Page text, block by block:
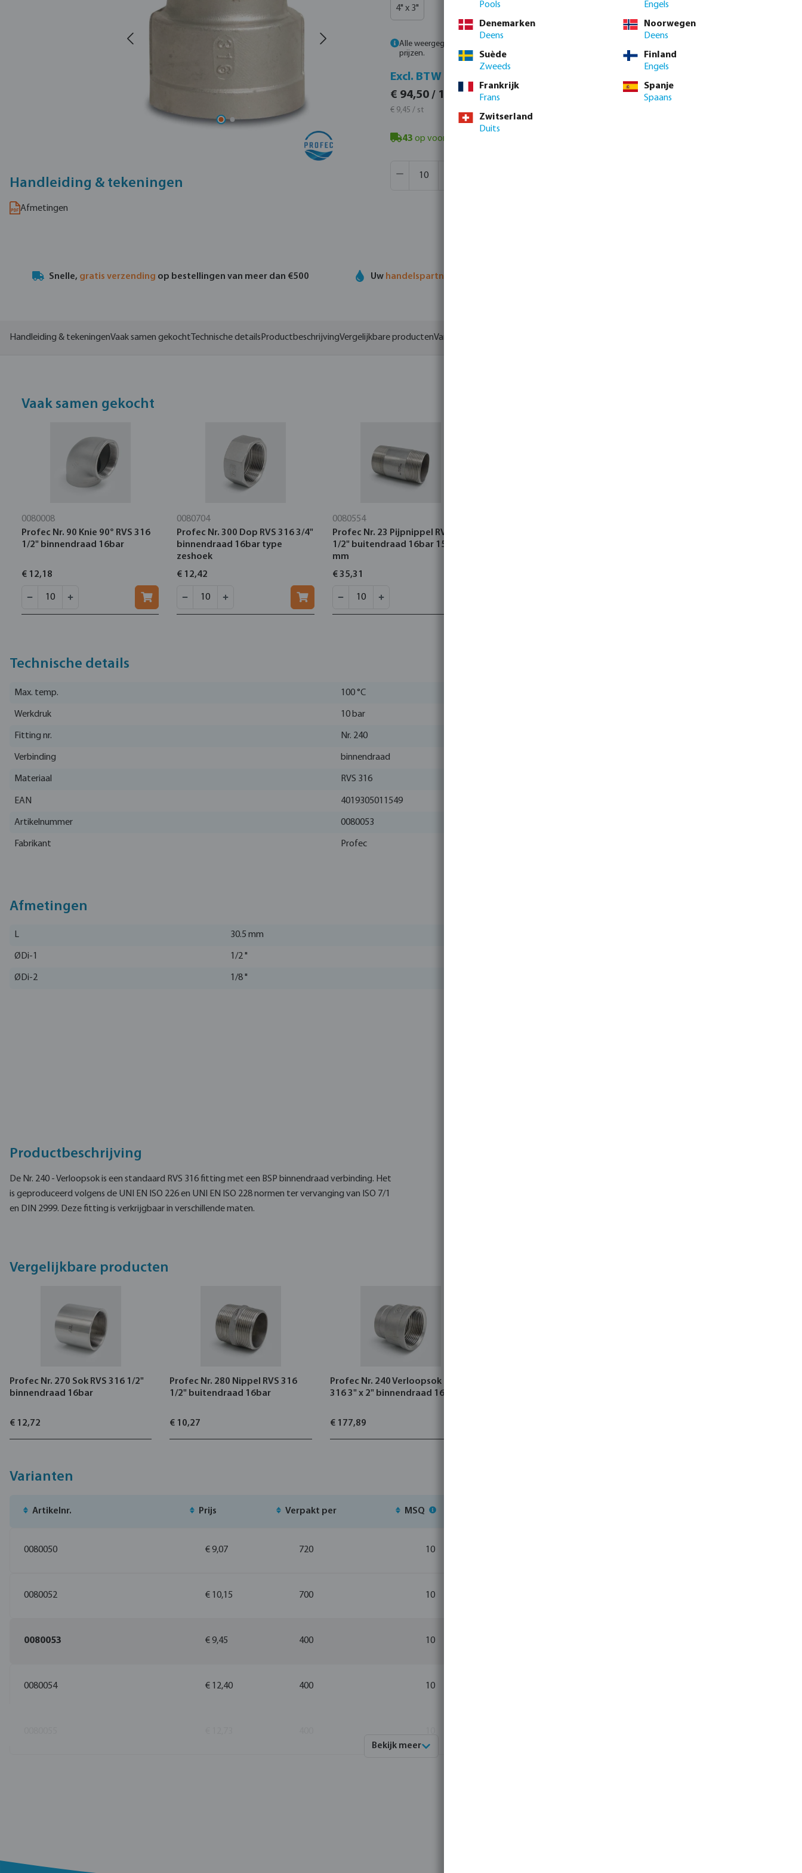
Handleiding & tekeningen
Afmetingen
4" x 3"
Alle weergegeven prijzen zijn inclusief btw.
prijzen.
Excl. BTW
€ 94,50 / 10 st
€ 9,45 / st
€ 114,34 / 10 st
43 op voorraad in Veghel, NL
Snelle, gratis verzending op bestellingen van meer dan €500 Uw handelspartner
Handleiding & tekeningenVaak samen gekocht Technische details ProductbeschrijvingVergelijkbare productenVarianten
Vaak samen gekocht
0080008
Profec Nr. 90 Knie 90° RVS 316
1/2" binnendraad 16bar
€ 12,18
0080704
Profec Nr. 300 Dop RVS 316 3/4"
binnendraad 16bar type
zeshoek
€ 12,42
0080554
Profec Nr. 23 Pijpnippel RVS 316
1/2" buitendraad 16bar 150
mm
€ 35,31
Technische details
Max. temp. 100 °C
Werkdruk 10 bar
Fitting nr. Nr. 240
Verbinding binnendraad
Materiaal RVS 316
EAN 4019305011549
Artikelnummer 0080053
Fabrikant Profec
Afmetingen
L 30.5 mm
ØDi-1 1/2 "
ØDi-2 1/8 "
Productbeschrijving
De Nr. 240 - Verloopsok is een standaard RVS 316 fitting met een BSP binnendraad verbinding. Het
is geproduceerd volgens de UNI EN ISO 226 en UNI EN ISO 228 normen ter vervanging van ISO 7/1
en DIN 2999. Deze fitting is verkrijgbaar in verschillende maten.
Vergelijkbare producten
Profec Nr. 270 Sok RVS 316 1/2"
binnendraad 16bar
€ 12,72
Profec Nr. 280 Nippel RVS 316
1/2" buitendraad 16bar
€ 10,27
Profec Nr. 240 Verloopsok RVS
316 3" x 2" binnendraad 16bar
€ 177,89
Varianten
Artikelnr. Prijs Verpakt per MSQ
0080050 € 9,07 720 10
0080052 € 10,15 700 10
0080053 € 9,45 400 10
0080054 € 12,40 400 10
Bekijk meer
Pools
Engels
Denemarken
Deens
Noorwegen
Deens
Suède
Zweeds
Finland
Engels
Frankrijk
Frans
Spanje
Spaans
Zwitserland
Duits